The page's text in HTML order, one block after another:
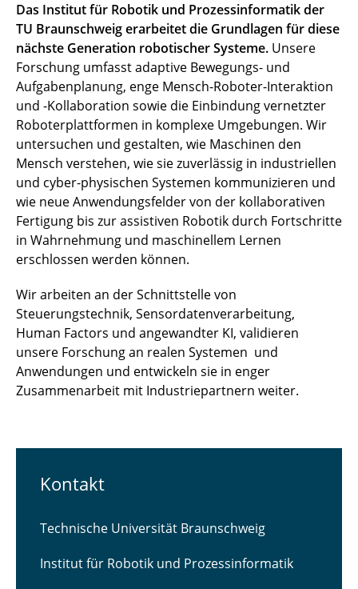
Das Institut für Robotik und Prozessinformatik der
TU Braunschweig erarbeitet die Grundlagen für diese
nächste Generation robotischer Systeme. Unsere
Forschung umfasst adaptive Bewegungs- und
Aufgabenplanung, enge Mensch-Roboter-Interaktion
und -Kollaboration sowie die Einbindung vernetzter
Roboterplattformen in komplexe Umgebungen. Wir
untersuchen und gestalten, wie Maschinen den
Mensch verstehen, wie sie zuverlässig in industriellen
und cyber-physischen Systemen kommunizieren und
wie neue Anwendungsfelder von der kollaborativen
Fertigung bis zur assistiven Robotik durch Fortschritte
in Wahrnehmung und maschinellem Lernen
erschlossen werden können.
Wir arbeiten an der Schnittstelle von
Steuerungstechnik, Sensordatenverarbeitung,
Human Factors und angewandter KI, validieren
unsere Forschung an realen Systemen und
Anwendungen und entwickeln sie in enger
Zusammenarbeit mit Industriepartnern weiter.
Kontakt
Technische Universität Braunschweig
Institut für Robotik und Prozessinformatik